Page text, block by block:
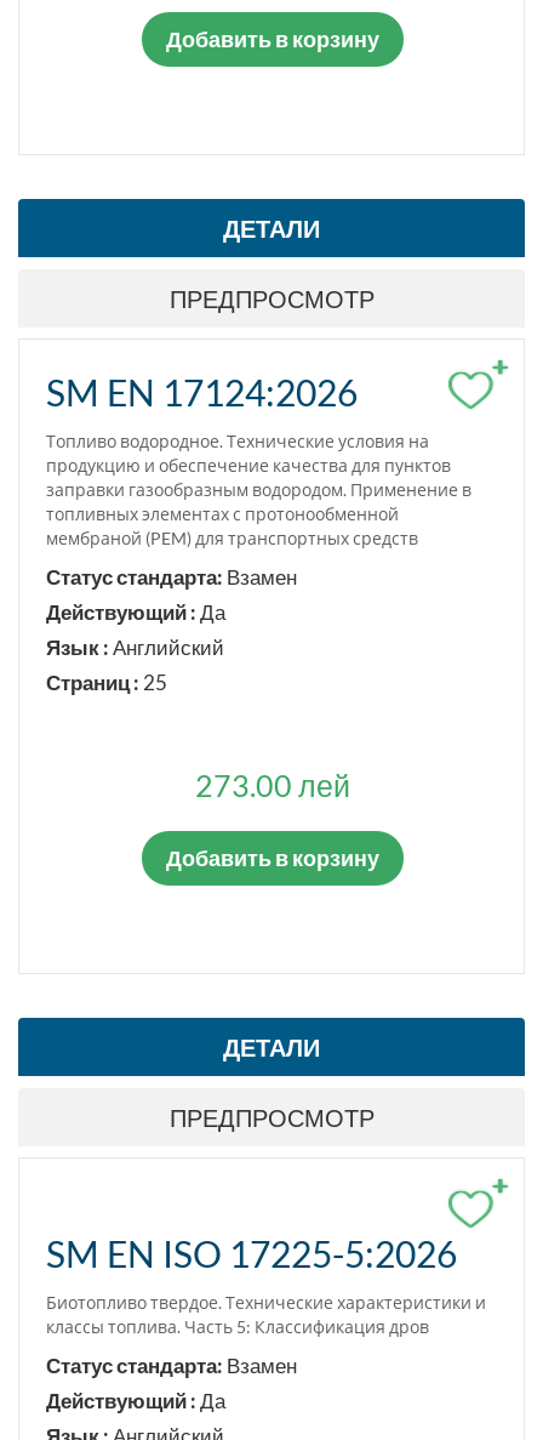
Добавить в корзину
ДЕТАЛИ
ПРЕДПРОСМОТР
+
SM EN 17124:2026
Топливо водородное. Технические условия на
продукцию и обеспечение качества для пунктов
заправки газообразным водородом. Применение в
топливных элементах с протонообменной
мембраной (PEM) для транспортных средств
Статус стандарта: Взамен
Действующий :Да
Язык :Английский
Страниц : 25
273.00 лей
Добавить в корзину
ДЕТАЛИ
ПРЕДПРОСМОТР
+
SM EN ISO 17225-5:2026
Биотопливо твердое. Технические характеристики и
классы топлива. Часть 5: Классификация дров
Статус стандарта: Взамен
Действующий :Да